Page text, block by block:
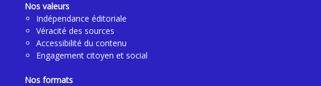
Nos valeurs
Indépendance éditoriale
Véracité des sources
Accessibilité du contenu
Engagement citoyen et social
Nos formats